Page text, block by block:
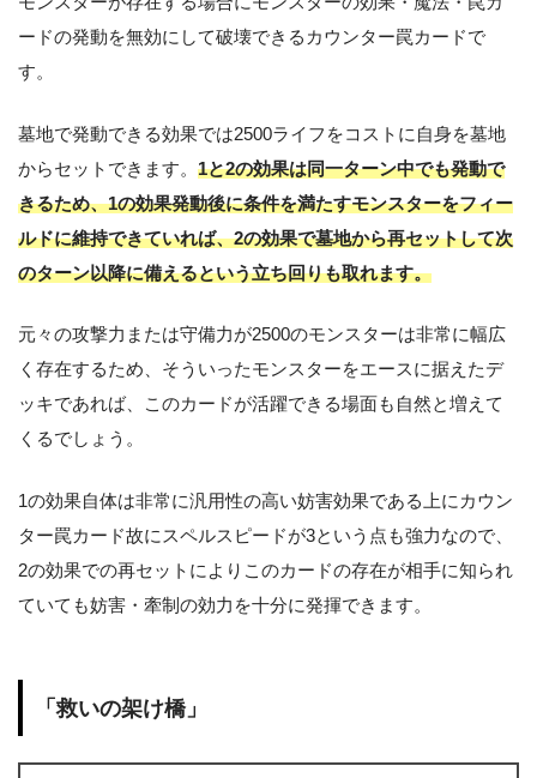
ードの発動を無効にして破壊できるカウンター罠カードで
す。
墓地で発動できる効果では2500ライフをコストに自身を墓地
からセットできます。 1と2の効果は同一ターン中でも発動で
きるため、1の効果発動後に条件を満たすモンスターをフィー
ルドに維持できていれば、2の効果で墓地から再セットして次
のターン以降に備えるという立ち回りも取れます。
元々の攻撃力または守備力が2500のモンスターは非常に幅広
く存在するため、そういったモンスターをエースに据えたデ
ッキであれば、このカードが活躍できる場面も自然と増えて
くるでしょう。
1の効果自体は非常に汎用性の高い妨害効果である上にカウン
ター罠カード故にスペルスピードが3という点も強力なので、
2の効果での再セットによりこのカードの存在が相手に知られ
ていても妨害・牽制の効力を十分に発揮できます。
「救いの架け橋」